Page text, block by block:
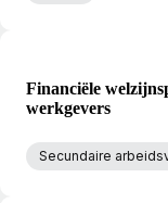
Financiële
werkgevers
Secundaire